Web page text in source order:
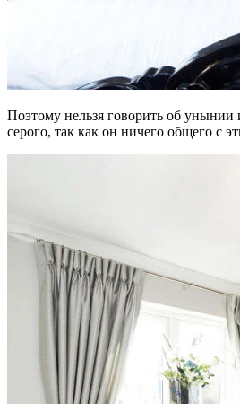
Поэтому нельзя говорить об унынии
серого, так как он ничего общего с